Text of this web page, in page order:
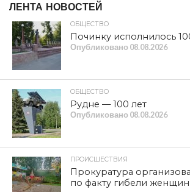
ЛЕНТА НОВОСТЕЙ
ОБЩЕСТВО
Починку исполнилось
Опубликовано 08.08.2026
ОБЩЕСТВО
Рудне — 100 лет
Опубликовано 08.08.2026
ПРОИСШЕСТВИЯ
Прокуратура
по факту гибели